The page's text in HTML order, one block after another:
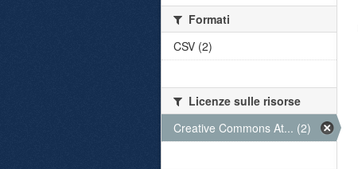
Formati
CSV (2)
Licenze sulle risorse
Creative Commons At... (2)